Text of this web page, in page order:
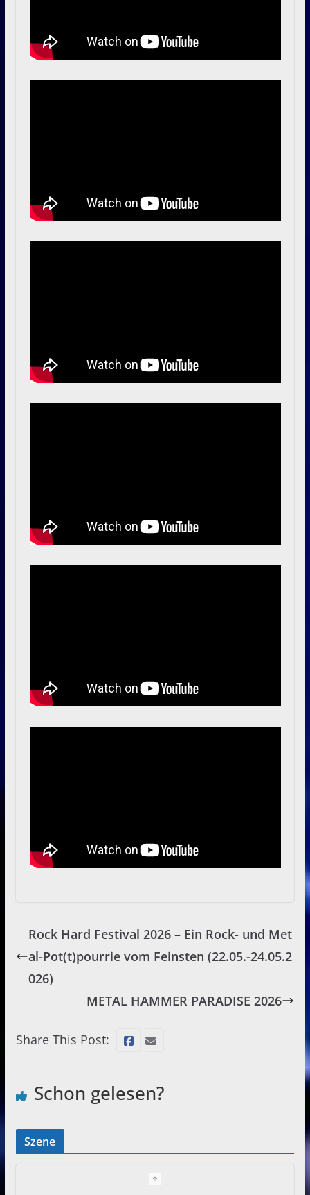
Rock Hard Festival 2026 – Ein Rock- und Met
al-Pot(t)pourrie vom Feinsten (22.05.-24.05.2
026)
METAL HAMMER PARADISE 2026
Share This Post:
Schon gelesen?
Szene